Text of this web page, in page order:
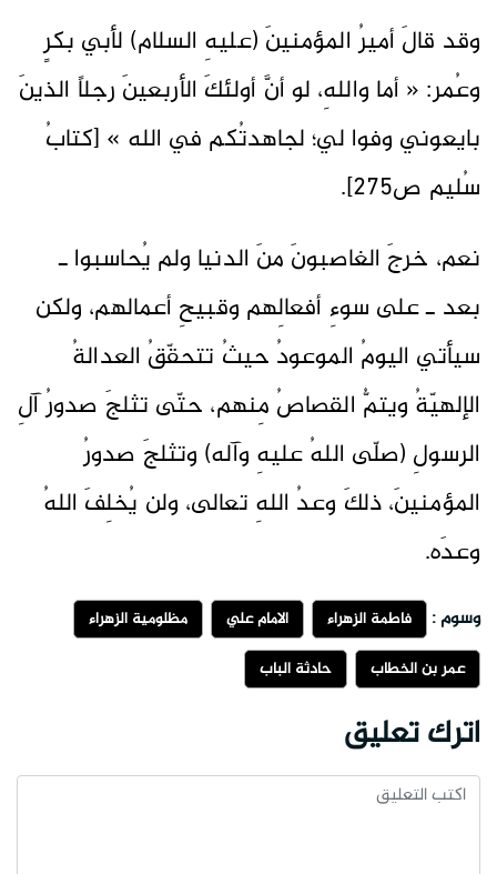
وقد قالَ أميرُ المؤمنينَ (عليهِ السلام) لأبي بكرٍ
وعُمر: « أما واللهِ، لو أنَّ أولئكَ الأربعينَ رجلاً الذينَ
بايعوني وفوا لي؛ لجاهدتُكم في الله » [كتابُ
سُليم ص275].
نعم، خرجَ الغاصبونَ منَ الدنيا ولم يُحاسبوا ـ
بعد ـ على سوءِ أفعالِهم وقبيحِ أعمالهم، ولكن
سيأتي اليومُ الموعودُ حيثُ تتحقّقُ العدالةُ
الإلهيّةُ ويتمُّ القصاصُ مِنهم، حتّى تثلجَ صدورُ آلِ
الرسولِ (صلّى اللهُ عليهِ وآله) وتثلجَ صدورُ
المؤمنينَ، ذلكَ وعدُ اللهِ تعالى، ولن يُخلِفَ اللهُ
وعدَه.
وسوم : فاطمة الزهراء الامام علي
مظلومية الزهراء
عمر بن الخطاب
حادثة الباب
اترك تعليق